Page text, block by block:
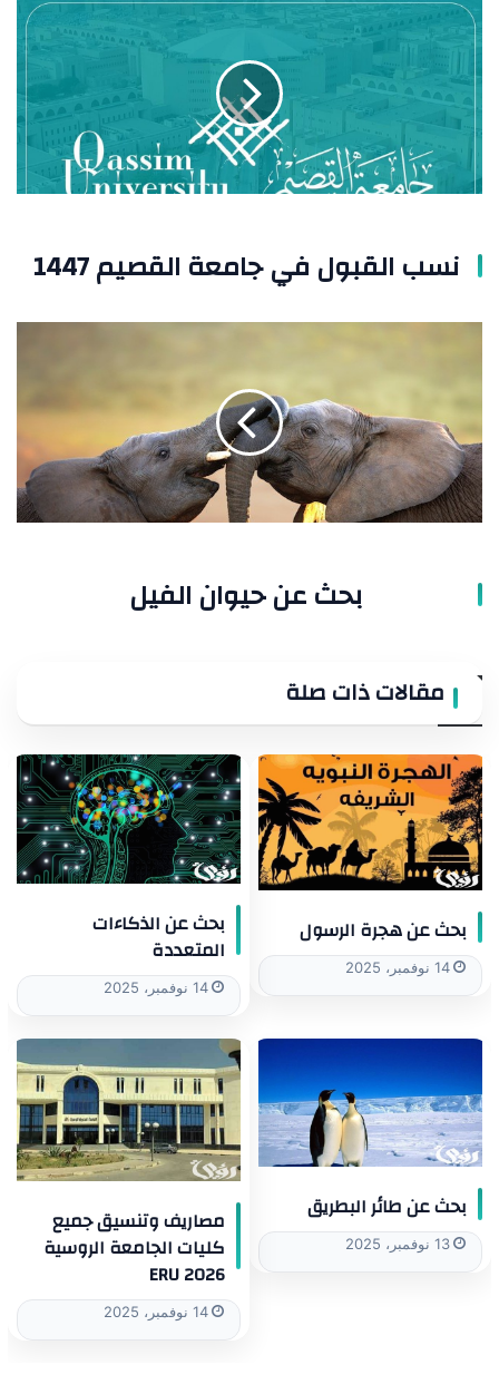
نسب
القبول
في
جامعة
القصيم
1447
نسب القبول في جامعة القصيم 1447
بحث عن حيوان الفيل
مقالات ذات صلة
بحث عن هجرة الرسول
14 نوفمبر، 2025
بحث عن الذكاءات
المتعددة
14 نوفمبر، 2025
بحث عن طائر البطريق
13 نوفمبر، 2025
مصاريف وتنسيق جميع
كليات الجامعة الروسية
ERU 2026
14 نوفمبر، 2025